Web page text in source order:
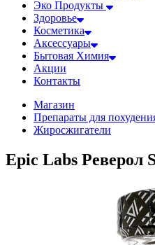
Эко Продукты
Здоровье
Косметика
Аксессуары
Бытовая Химия
Акции
Контакты
Магазин
Препараты для
Жиросжигатели
Epic Labs Реверол